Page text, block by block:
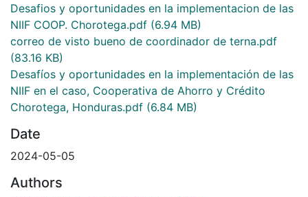
Desafios y oportunidades en la implementacion de las
NIIF COOP. Chorotega.pdf (6.94 MB)
correo de visto bueno de coordinador de terna.pdf
(83.16 KB)
Desafíos y oportunidades en la implementación de las
NIIF en el caso, Cooperativa de Ahorro y Crédito
Chorotega, Honduras.pdf (6.84 MB)
Date
2024-05-05
Authors